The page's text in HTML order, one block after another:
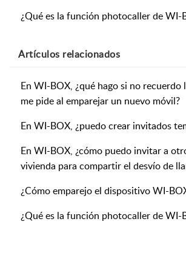
¿Qué es la función photocaller de WI-
Artículos relacionados
En WI-BOX, ¿qué hago si no recuerdo
me pide al emparejar un nuevo móvil?
En WI-BOX, ¿puedo crear invitados
En WI-BOX, ¿cómo puedo invitar a
vivienda para compartir el desvío de
¿Cómo emparejo el dispositivo WI-
¿Qué es la función photocaller de WI-